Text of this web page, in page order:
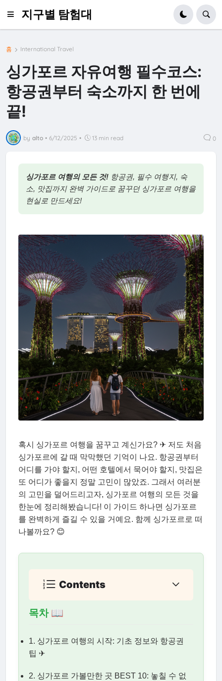
지구별 탐험대
홈 International Travel
싱가포르 자유여행 필수코스:
항공권부터 숙소까지 한 번에
끝!
by alto • 6/12/2025 • 13 min read 0
싱가포르 여행의 모든 것!항공권, 필수 여행지, 숙
소, 맛집까지 완벽 가이드로 꿈꾸던 싱가포르 여행을
현실로 만드세요!
혹시 싱가포르 여행을 꿈꾸고 계신가요? ✈ 저도 처음
싱가포르에 갈 때 막막했던 기억이 나요. 항공권부터
어디를 가야 할지, 어떤 호텔에서 묵어야 할지, 맛집은
또 어디가 좋을지 정말 고민이 많았죠. 그래서 여러분
의 고민을 덜어드리고자, 싱가포르 여행의 모든 것을
한눈에 정리해봤습니다! 이 가이드 하나면 싱가포르
를 완벽하게 즐길 수 있을 거예요. 함께 싱가포르로 떠
나볼까요? 😊
Contents
목차 📖
1. 싱가포르 여행의 시작: 기초 정보와 항공권
팁 ✈
2. 싱가포르 가볼만한 곳 BEST 10: 놓칠 수 없